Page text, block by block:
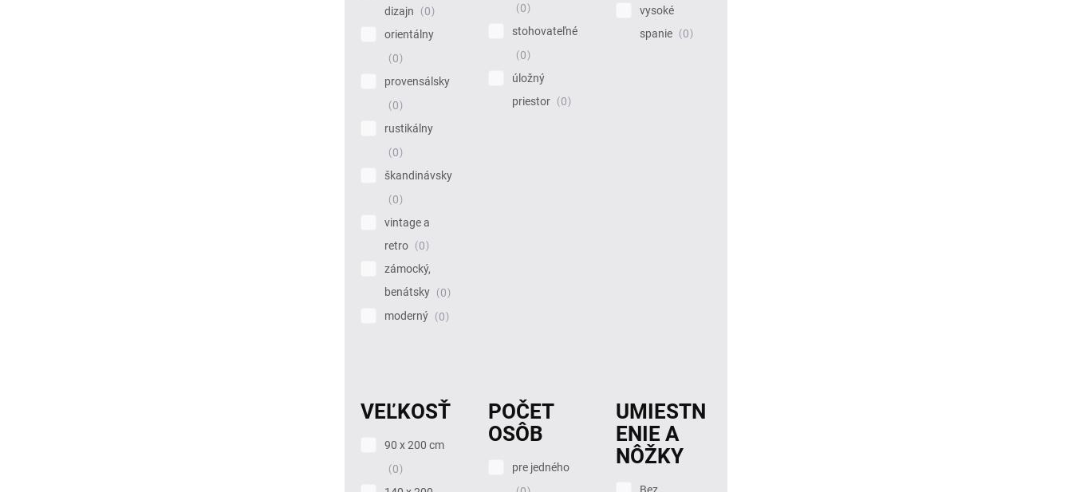
dizajn
0
orientálny
0
provensálsky
0
rustikálny
0
škandinávsky
0
vintage a
retro
0
zámocký,
benátsky
0
moderný
0
0
stohovateľné
0
úložný
priestor
0
vysoké
spanie
0
VEĽKOSŤ
90 x 200 cm
0
POČET
OSÔB
pre jedného
UMIESTN
ENIE A
NÔŽKY